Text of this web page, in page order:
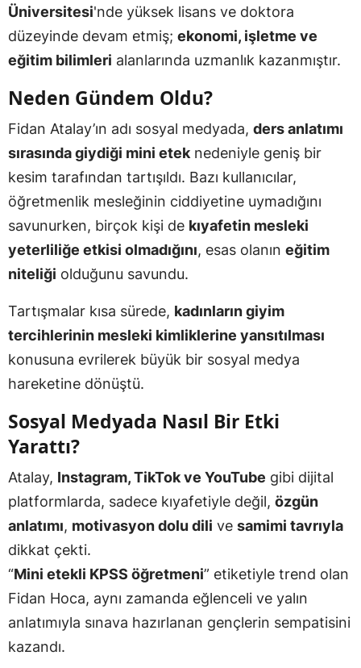
Üniversitesi'nde yüksek lisans ve doktora
düzeyinde devam etmiş; ekonomi, işletme ve
eğitim bilimleri alanlarında uzmanlık kazanmıştır.
Neden Gündem Oldu?
Fidan Atalay’ın adı sosyal medyada, ders anlatımı
sırasında giydiği mini etek nedeniyle geniş bir
kesim tarafından tartışıldı. Bazı kullanıcılar,
öğretmenlik mesleğinin ciddiyetine uymadığını
savunurken, birçok kişi de kıyafetin mesleki
yeterliliğe etkisi olmadığını, esas olanın eğitim
niteliği olduğunu savundu.
Tartışmalar kısa sürede, kadınların giyim
tercihlerinin mesleki kimliklerine yansıtılması
konusuna evrilerek büyük bir sosyal medya
hareketine dönüştü.
Sosyal Medyada Nasıl Bir Etki
Yarattı?
Atalay, Instagram, TikTok ve YouTube gibi dijital
platformlarda, sadece kıyafetiyle değil, özgün
anlatımı, motivasyon dolu dili ve samimi tavrıyla
dikkat çekti.
“Mini etekli KPSS öğretmeni” etiketiyle trend olan
Fidan Hoca, aynı zamanda eğlenceli ve yalın
anlatımıyla sınava hazırlanan gençlerin sempatisini
kazandı.